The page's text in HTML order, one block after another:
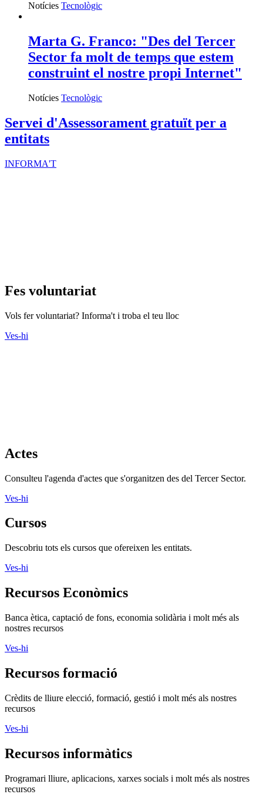
Notícies Tecnològic
Marta G. Franco: "Des del Tercer
Sector fa molt de temps que estem
construint el nostre propi Internet"
Notícies Tecnològic
Servei d'Assessorament gratuït per a
entitats
INFORMA'T
Fes voluntariat
Vols fer voluntariat? Informa't i troba el teu lloc
Ves-hi
Actes
Consulteu l'agenda d'actes que s'organitzen des del Tercer Sector.
Ves-hi
Cursos
Descobriu tots els cursos que ofereixen les entitats.
Ves-hi
Recursos Econòmics
Banca ètica, captació de fons, economia solidària i molt més als
nostres recursos
Ves-hi
Recursos formació
Crèdits de lliure elecció, formació, gestió i molt més als nostres
recursos
Ves-hi
Recursos informàtics
Programari lliure, aplicacions, xarxes socials i molt més als nostres
recursos